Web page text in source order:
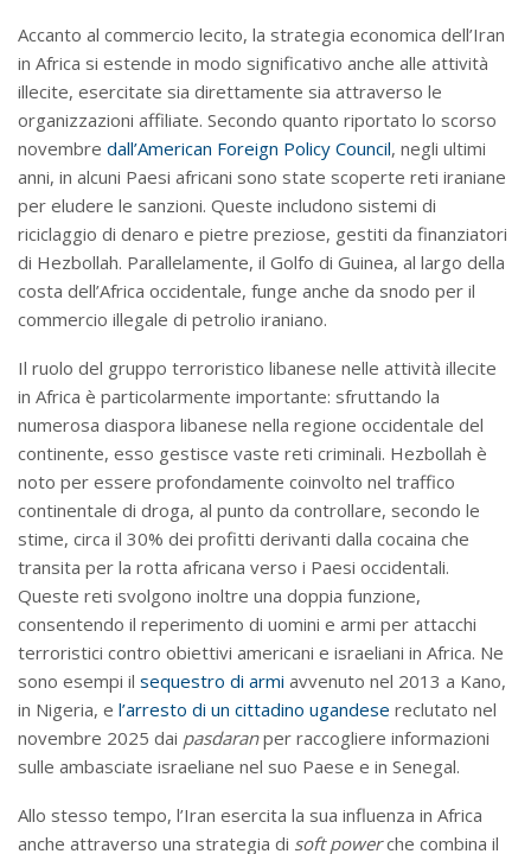
Accanto al commercio lecito, la strategia economica dell’Iran
in Africa si estende in modo significativo anche alle attività
illecite, esercitate sia direttamente sia attraverso le
organizzazioni affiliate. Secondo quanto riportato lo scorso
novembre dall’American Foreign Policy Council, negli ultimi
anni, in alcuni Paesi africani sono state scoperte reti iraniane
per eludere le sanzioni. Queste includono sistemi di
riciclaggio di denaro e pietre preziose, gestiti da finanziatori
di Hezbollah. Parallelamente, il Golfo di Guinea, al largo della
costa dell’Africa occidentale, funge anche da snodo per il
commercio illegale di petrolio iraniano.
Il ruolo del gruppo terroristico libanese nelle attività illecite
in Africa è particolarmente importante: sfruttando la
numerosa diaspora libanese nella regione occidentale del
continente, esso gestisce vaste reti criminali. Hezbollah è
noto per essere profondamente coinvolto nel traffico
continentale di droga, al punto da controllare, secondo le
stime, circa il 30% dei profitti derivanti dalla cocaina che
transita per la rotta africana verso i Paesi occidentali.
Queste reti svolgono inoltre una doppia funzione,
consentendo il reperimento di uomini e armi per attacchi
terroristici contro obiettivi americani e israeliani in Africa. Ne
sono esempi il sequestro di armi avvenuto nel 2013 a Kano,
in Nigeria, e l’arresto di un cittadino ugandese reclutato nel
novembre 2025 dai pasdaranper raccogliere informazioni
sulle ambasciate israeliane nel suo Paese e in Senegal.
Allo stesso tempo, l’Iran esercita la sua influenza in Africa
anche attraverso una strategia di soft powerche combina il